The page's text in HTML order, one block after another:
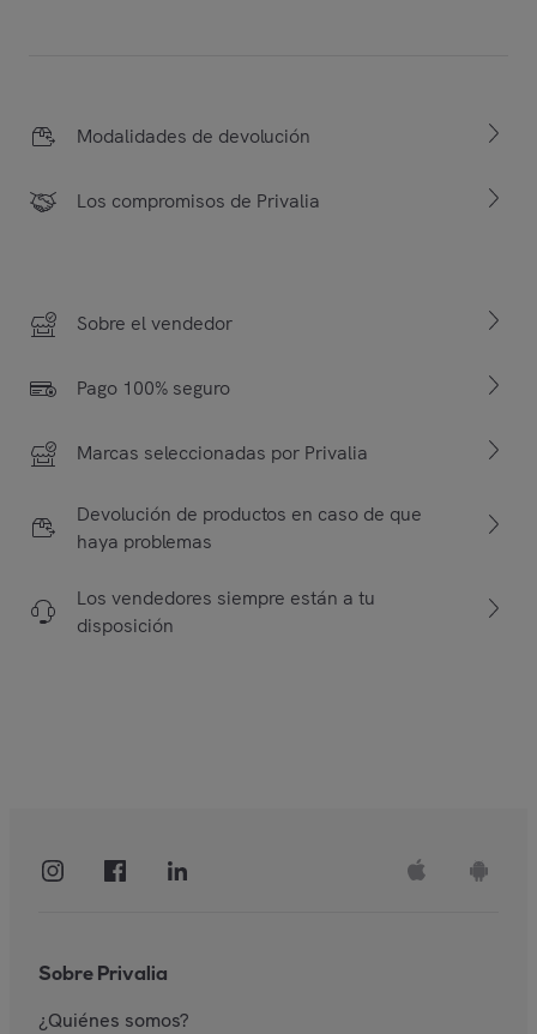
Modalidades de devolución
Los compromisos de Privalia
Sobre el vendedor
Pago 100% seguro
Marcas seleccionadas por Privalia
Devolución de productos en caso de que
haya problemas
Los vendedores siempre están a tu
disposición
Sobre Privalia
¿Quiénes somos?